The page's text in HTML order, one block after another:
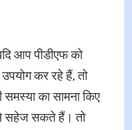
आप पीडीएफ को
कर रहे हैं, तो
का सामना किए
से सहेज सकते हैं। तो